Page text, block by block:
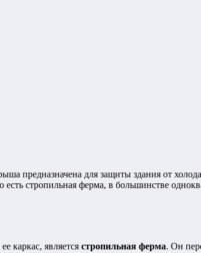
предназначена для защиты здания от
стропильная ферма, в большинстве
каркас, является стропильная ферма. Он